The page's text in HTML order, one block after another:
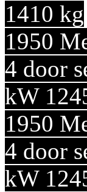
1410 kg
1950
4 door
kW
1950
4 door
kW